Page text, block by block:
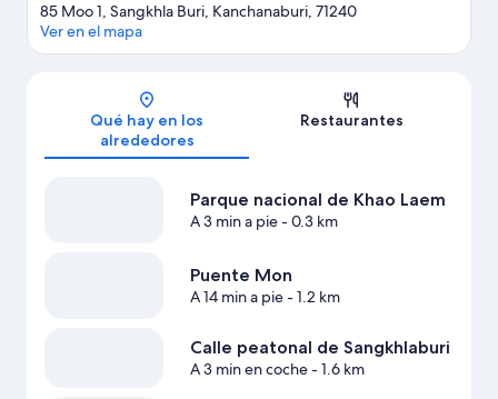
85 Moo 1, Sangkhla Buri, Kanchanaburi, 71240
Ver en el mapa
Qué hay en los
alrededores
Restaurantes
Parque nacional de Khao Laem
A 3 min a pie- 0.3 km
Puente Mon
A 14 min a pie- 1.2 km
Calle peatonal de Sangkhlaburi
A 3 min en coche- 1.6 km